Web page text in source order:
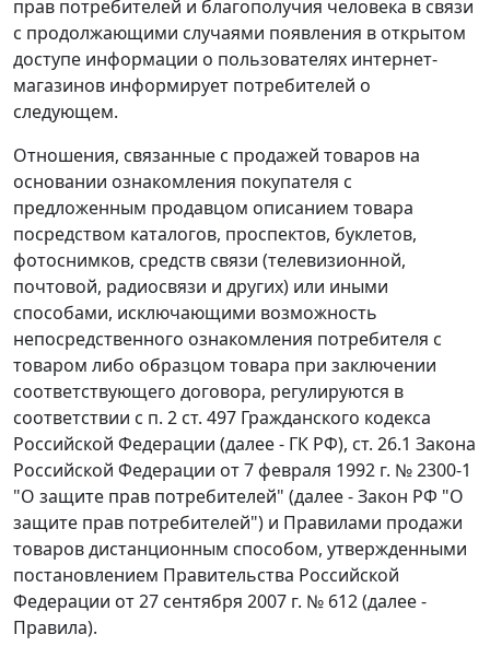
прав потребителей и благополучия человека в связи
с продолжающими случаями появления в открытом
доступе информации о пользователях интернет-
магазинов информирует потребителей о
следующем.
Отношения, связанные с продажей товаров на
основании ознакомления покупателя с
предложенным продавцом описанием товара
посредством каталогов, проспектов, буклетов,
фотоснимков, средств связи (телевизионной,
почтовой, радиосвязи и других) или иными
способами, исключающими возможность
непосредственного ознакомления потребителя с
товаром либо образцом товара при заключении
соответствующего договора, регулируются в
соответствии с п. 2 ст. 497 Гражданского кодекса
Российской Федерации (далее - ГК РФ), ст. 26.1 Закона
Российской Федерации от 7 февраля 1992 г. № 2300-1
"О защите прав потребителей" (далее - Закон РФ "О
защите прав потребителей") и Правилами продажи
товаров дистанционным способом, утвержденными
постановлением Правительства Российской
Федерации от 27 сентября 2007 г. № 612 (далее -
Правила).